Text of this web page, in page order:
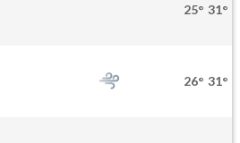
25° 31°
26° 31°